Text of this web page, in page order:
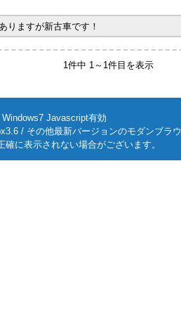
りますが新古車です！
1件中 1～1件目を表示
Javascript有効
/ その他最新バージョンのモダンブラ
に表示されない場合がございます。